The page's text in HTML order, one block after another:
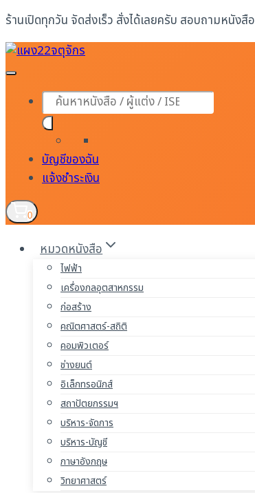
Skip
to
content
ร้านเปิดทุกวัน จัดส่งเร็ว สั่งได้เลยครับ สอบถามหนัง
Products
search
บัญชีของฉัน
แจ้งชำระเงิน
0
หมวดหนังสือ
ไฟฟ้า
เครื่องกลอุตสาหกรรม
ก่อสร้าง
คณิตศาสตร์-สถิติ
คอมพิวเตอร์
ช่างยนต์
อิเล็กทรอนิกส์
สถาปัตยกรรมฯ
บริหาร-จัดการ
บริหาร-บัญชี
ภาษาอังกฤษ
วิทยาศาสตร์